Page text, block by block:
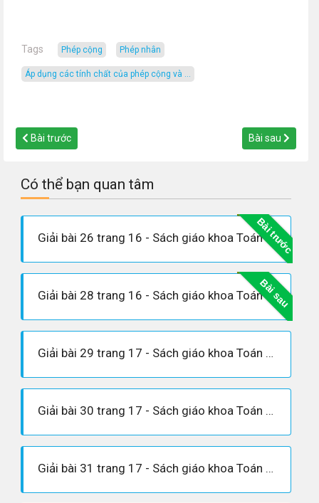
Tags phép cộng phép nhân
Áp dụng các tính chất của phép cộng và ...
Bài trước Bài sau
Có thể bạn quan tâm
Bài trước
Giải bài 26 trang 16 - Sách giáo khoa Toán 6 tập 1
Bài sau
Giải bài 28 trang 16 - Sách giáo khoa Toán 6 tập 1
Giải bài 29 trang 17 - Sách giáo khoa Toán 6 tập 1
Giải bài 30 trang 17 - Sách giáo khoa Toán 6 tập 1
Giải bài 31 trang 17 - Sách giáo khoa Toán 6 tập 1